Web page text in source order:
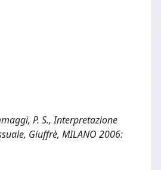
P. S., Interpretazione
Giuffrè, MILANO 2006: